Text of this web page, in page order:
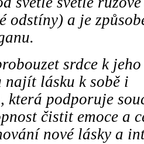
odstíny) a je
srdce k jeho
najít lásku k sobě i
která podporuje
čistit emoce a
nové lásky a